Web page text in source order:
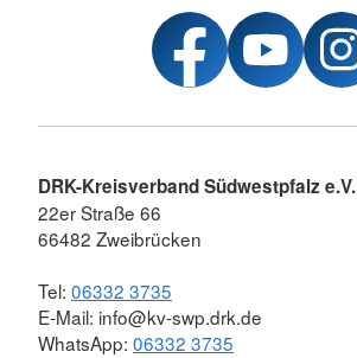
DRK-Kreisverband Südwestpfalz e.V.
22er Straße 66
66482 Zweibrücken
Tel: 06332 3735
E-Mail: info@kv-swp.drk.de
WhatsApp: 06332 3735